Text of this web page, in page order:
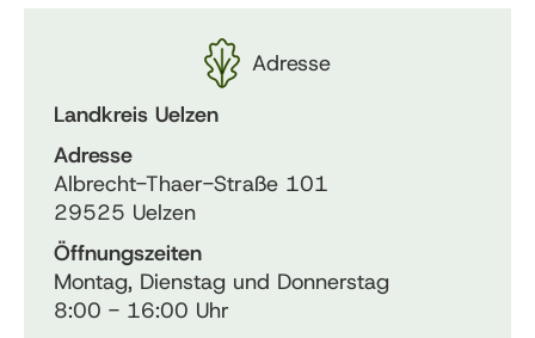
Adresse
Landkreis Uelzen
Adresse
Albrecht-Thaer-Straße 101
29525 Uelzen
Öffnungszeiten
Montag, Dienstag und Donnerstag
8:00 - 16:00 Uhr